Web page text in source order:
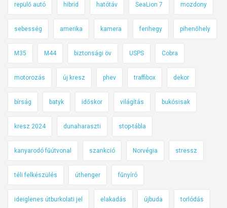
repülő autó hibrid hatótáv SeaLion 7 mozdony
sebesség amerika kamera ferihegy pihenőhely
M35 M44 biztonsági öv USPS Cobra
motorozás új kresz phev traffibox dekor
bírság batyk időskor világítás bukósisak
kresz 2024 dunaharaszti stop-tábla
kanyarodó fűútvonal szankció Norvégia stressz
téli felkészülés úthenger fűnyíró
ideiglenes útburkolati jel elakadás újbuda torlódás